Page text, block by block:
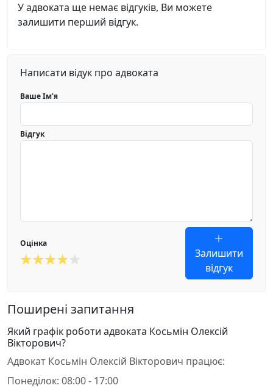
У адвоката ще немає відгуків, Ви можете
залишити перший відгук.
Написати відук про адвоката
Ваше Ім'я
Відгук
Оцінка
Залишити
відгук
Поширені запитання
Який графік роботи адвоката Косьмін Олексій
Вікторович?
Адвокат Косьмін Олексій Вікторович працює:
Понеділок: 08:00 - 17:00